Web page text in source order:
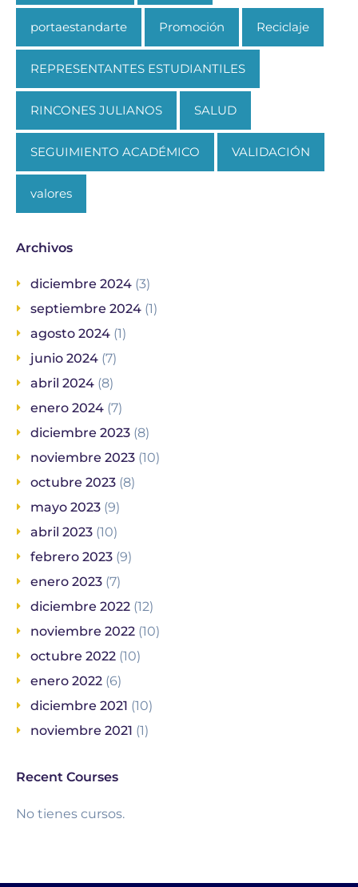
portaestandarte Promoción Reciclaje
REPRESENTANTES ESTUDIANTILES
RINCONES JULIANOS SALUD
SEGUIMIENTO ACADÉMICO VALIDACIÓN
valores
Archivos
diciembre 2024 (3)
septiembre 2024 (1)
agosto 2024 (1)
junio 2024 (7)
abril 2024 (8)
enero 2024 (7)
diciembre 2023 (8)
noviembre 2023 (10)
octubre 2023 (8)
mayo 2023 (9)
abril 2023 (10)
febrero 2023 (9)
enero 2023 (7)
diciembre 2022 (12)
noviembre 2022 (10)
octubre 2022 (10)
enero 2022 (6)
diciembre 2021 (10)
noviembre 2021 (1)
Recent Courses
No tienes cursos.